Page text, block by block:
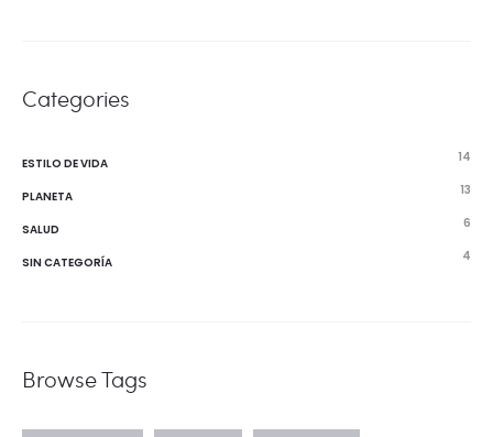
Categories
ESTILO DE VIDA 14
PLANETA 13
SALUD 6
SIN CATEGORÍA 4
Browse Tags